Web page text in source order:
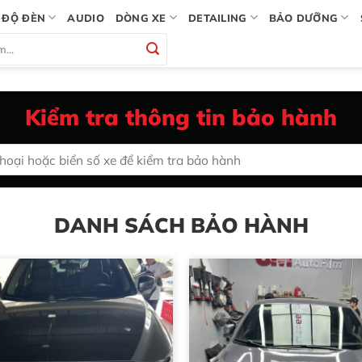
ĐỘ ĐÈN AUDIO DÒNG XE DETAILING BẢO DƯỠNG
Kiểm tra thông tin bảo hành
DANH SÁCH BẢO HÀNH